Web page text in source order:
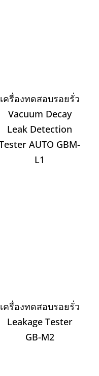
เครื่องทดสอบรอยรั่ว
Vacuum Decay
Leak Detection
AUTO GBM-
L1
เครื่องทดสอบรอยรั่ว
Leakage Tester
GB-M2